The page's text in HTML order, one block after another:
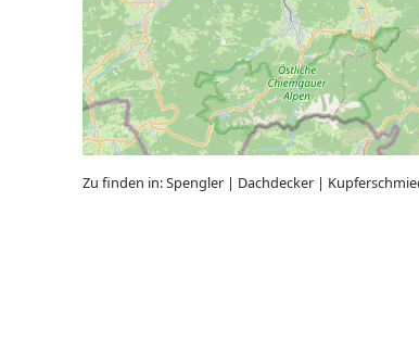
Zu finden in:Spengler | Dachdecker |